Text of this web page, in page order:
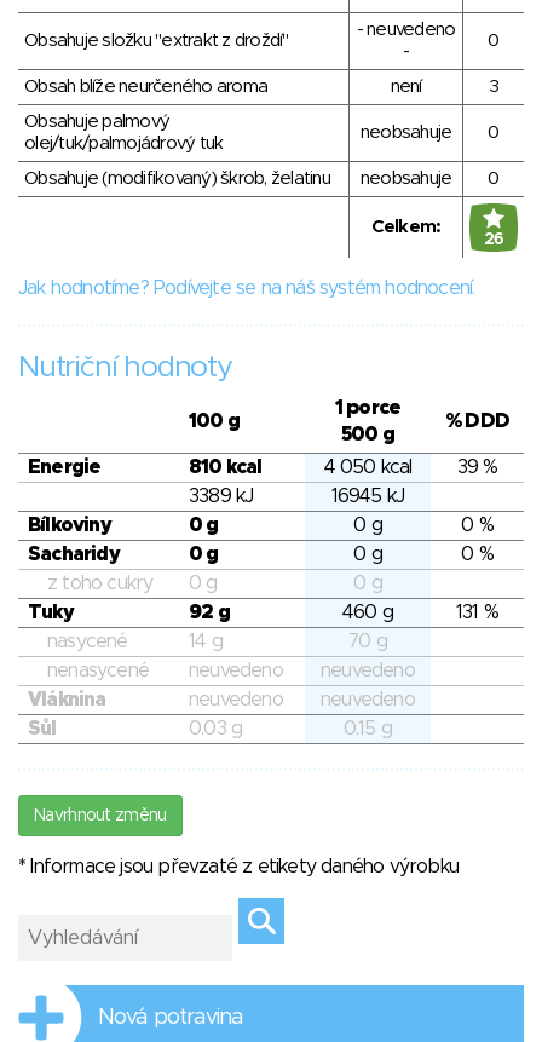
Obsahuje složku "extrakt z droždí"
- neuvedeno
-
0
Obsah blíže neurčeného aroma není
3
Obsahuje palmový
olej/tuk/palmojádrový tuk
neobsahuje 0
Obsahuje (modifikovaný) škrob, želatinu neobsahuje 0
Celkem:
26
Jak hodnotíme? Podívejte se na náš systém hodnocení.
Nutriční hodnoty
100 g
1 porce
500 g
% DDD
Energie 810 kcal 4 050 kcal
39 %
3389 kJ
16945 kJ
Bílkoviny
0 g 0 g
0 %
Sacharidy
0 g 0 g
0 %
z toho cukry
0 g
0 g
Tuky
92 g 460 g
131 %
nasycené
14 g
70 g
nenasycené
neuvedeno
neuvedeno
Vláknina
neuvedeno
neuvedeno
Sůl
0.03 g 0.15 g
Navrhnout změnu
* Informace jsou převzaté z etikety daného výrobku
Nová potravina